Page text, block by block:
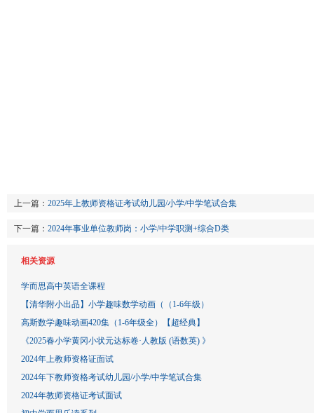
上一篇： 2025年上教师资格证考试幼儿园/小学/中学笔试合集
下一篇： 2024年事业单位教师岗：小学/中学职测+综合D类
相关资源
学而思高中英语全课程
【清华附小出品】小学趣味数学动画（（1-6年级）
高斯数学趣味动画420集（1-6年级全）【超经典】
《2025春小学黄冈小状元达标卷·人教版 (语数英) 》
2024年上教师资格证面试
2024年下教师资格考试幼儿园/小学/中学笔试合集
2024年教师资格证考试面试